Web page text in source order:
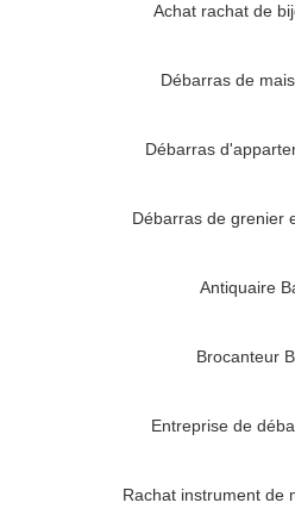
Achat rachat de
Débarras de
Débarras
Débarras de grenier
Antiquaire
Brocanteur
Entreprise de
Rachat instrument de